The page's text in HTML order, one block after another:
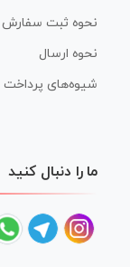
نحوه ثبت سفارش
نحوه ارسال
شیوه‌های پرداخت
ما را دنبال کنید